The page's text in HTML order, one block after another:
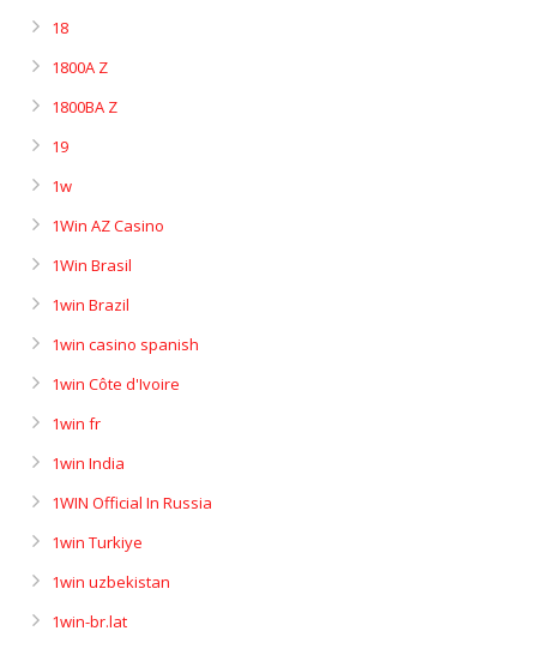
18
1800A Z
1800BA Z
19
1w
1Win AZ Casino
1Win Brasil
1win Brazil
1win casino spanish
1win Côte d'Ivoire
1win fr
1win India
1WIN Official In Russia
1win Turkiye
1win uzbekistan
1win-br.lat